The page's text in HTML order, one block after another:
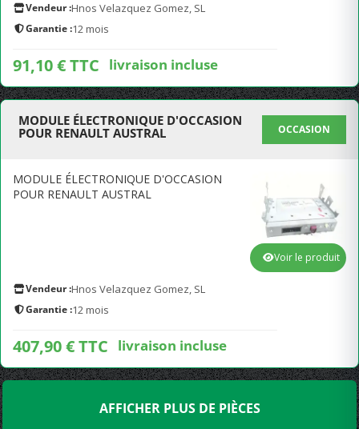
Vendeur :Hnos Velazquez Gomez, SL
Garantie :12 mois
91,10 € TTC livraison incluse
MODULE ÉLECTRONIQUE D'OCCASION
POUR RENAULT AUSTRAL
OCCASION
MODULE ÉLECTRONIQUE D'OCCASION
POUR RENAULT AUSTRAL
Vendeur :Hnos Velazquez Gomez, SL
Garantie :12 mois
407,90 € TTC livraison incluse
Voir le produit
AFFICHER PLUS DE PIÈCES